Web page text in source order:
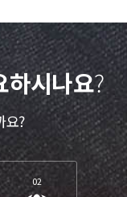
하시나요?
요?
02